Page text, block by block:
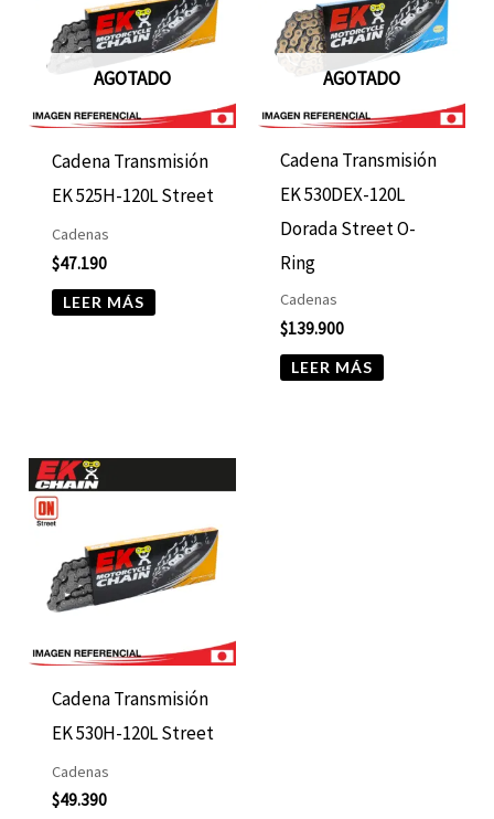
AGOTADO
Cadena Transmisión
EK 525H-120L Street
Cadenas
$47.190
LEER MÁS
AGOTADO
Cadena Transmisión
EK 530DEX-120L
Dorada Street O-
Ring
Cadenas
$139.900
LEER MÁS
Cadena Transmisión
EK 530H-120L Street
Cadenas
$49.390